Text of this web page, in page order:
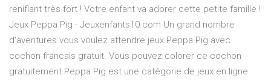
reniflant très fort ! Votre enfant va adorer cette petite famille !
Jeux Peppa Pig - Jeuxenfants10.com Un grand nombre
d'aventures vous voulez attendre jeux Peppa Pig avec
cochon francais gratuit. Vous pouvez colorer ce cochon
gratuitement Peppa Pig est une catégorie de jeux en ligne